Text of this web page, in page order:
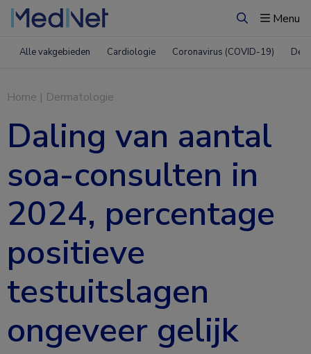
ZoekenMenu
Alle vakgebieden Cardiologie Coronavirus (COVID-19)
Home | Dermatologie
Daling van aantal
soa-consulten in
2024, percentage
positieve
testuitslagen
ongeveer gelijk